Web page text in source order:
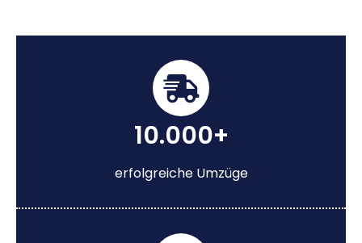
10.000+
erfolgreiche Umzüge